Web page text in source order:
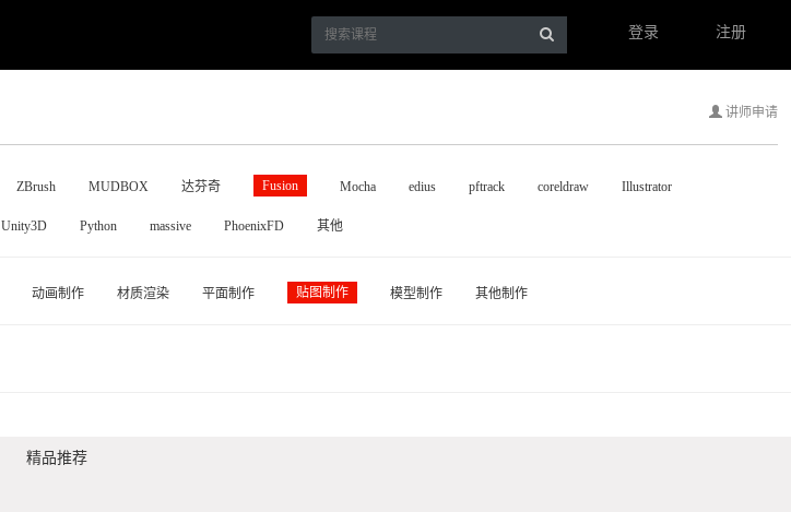
登录 注册
讲师申请
ZBrush MUDBOX 达芬奇 Fusion Mocha edius pftrack coreldraw Illustrator
Unity3D Python massive PhoenixFD 其他
动画制作 材质渲染 平面制作 贴图制作 模型制作 其他制作
精品推荐